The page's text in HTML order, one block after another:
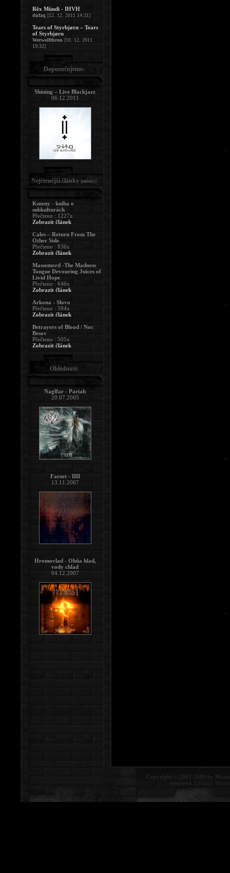
Copyright © 2005-2009 by
reserved. Contact:
Rêx Mündi - IHVH
dufaq [12. 12. 2011 14:31]
Tears of Styrbjørn – Tears
of Styrbjørn
Werwolfthron [10. 12. 2011
19:32]
Doporučujeme:
Shining – Live Blackjazz
06.12.2011
Nejčtenější články (měsíc):
Kmeny - kniha o
subkulturách
Přečteno : 1227x
Zobrazit článek
Cales – Return From The
Other Side
Přečteno : 836x
Zobrazit článek
Massemord -The Madness
Tongue Devouring Juices of
Livid Hope
Přečteno : 646x
Zobrazit článek
Arkona - Slovo
Přečteno : 594x
Zobrazit článek
Betrayers of Blood / Noc
Besov
Přečteno : 505x
Zobrazit článek
Ohlédnutí:
Naglfar - Pariah
20.07.2005
Farsot - IIII
13.11.2007
Hromovlad - Ohňa hlad,
vody chlad
04.12.2007